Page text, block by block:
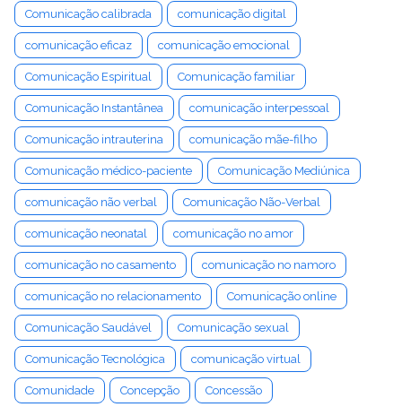
Comunicação calibrada comunicação digital
comunicação eficaz comunicação emocional
Comunicação Espiritual Comunicação familiar
Comunicação Instantânea comunicação interpessoal
Comunicação intrauterina comunicação mãe-filho
Comunicação médico-paciente Comunicação Mediúnica
comunicação não verbal Comunicação Não-Verbal
comunicação neonatal comunicação no amor
comunicação no casamento comunicação no namoro
comunicação no relacionamento Comunicação online
Comunicação Saudável Comunicação sexual
Comunicação Tecnológica comunicação virtual
Comunidade Concepção Concessão